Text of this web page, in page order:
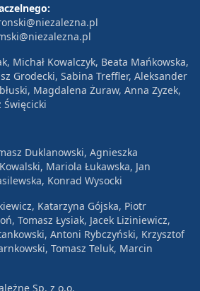
Michał Kowalczyk, Beata Mańkowska,
Grodecki, Sabina Treffler, Aleksander
Magdalena Żuraw, Anna Zyzek,
Duklanowski, Agnieszka
Mariola Łukawska, Jan
Konrad Wysocki
Katarzyna Gójska, Piotr
Tomasz Łysiak, Jacek Liziniewicz,
Antoni Rybczyński, Krzysztof
Tomasz Teluk, Marcin
Sp. z o.o.